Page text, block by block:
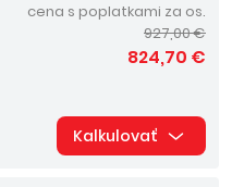
cena s poplatkami za os.
927,00 €
824,70 €
Kalkulovať